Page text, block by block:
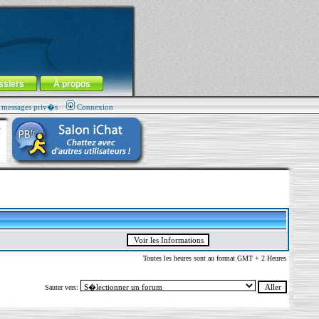
À propos
priv�s Connexion
Toutes les heures sont au format GMT + 2 Heures
Sauter vers: